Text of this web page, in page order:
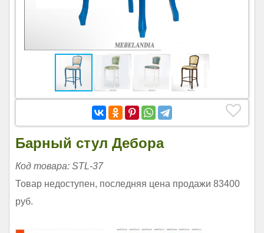
Барный стул Дебора
Код товара: STL-37
Товар недоступен, последняя цена продажи 83400
руб.